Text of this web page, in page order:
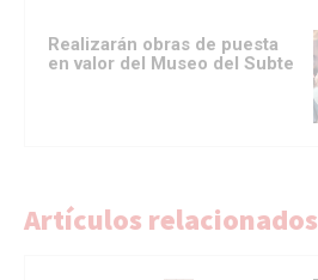
Realizarán obras de puesta
en valor del Museo del Subte
Artículos relacionados